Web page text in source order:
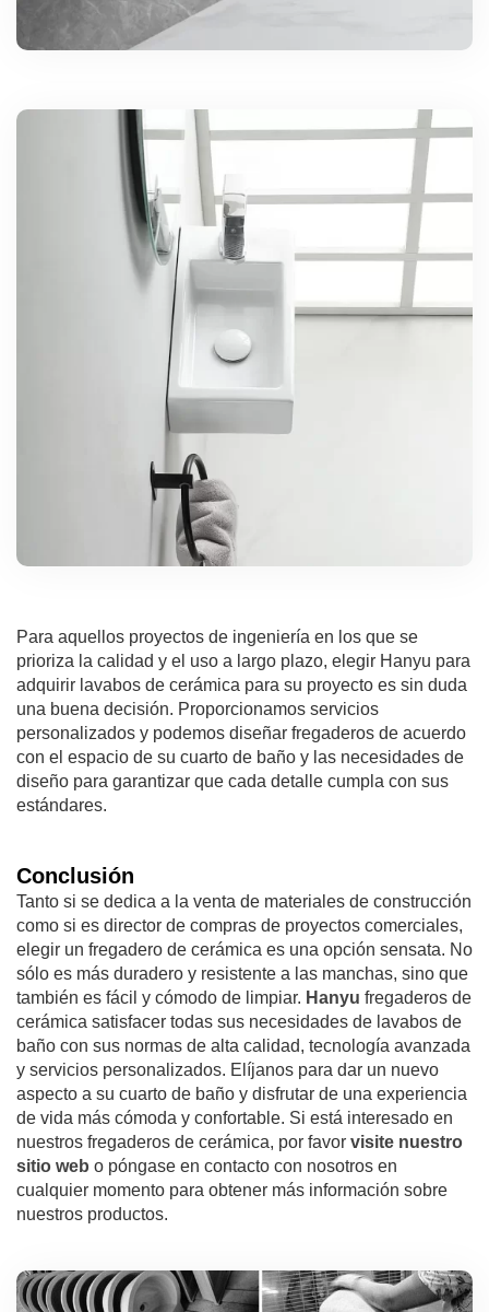
Para aquellos proyectos de ingeniería en los que se
prioriza la calidad y el uso a largo plazo, elegir Hanyu para
adquirir lavabos de cerámica para su proyecto es sin duda
una buena decisión. Proporcionamos servicios
personalizados y podemos diseñar fregaderos de acuerdo
con el espacio de su cuarto de baño y las necesidades de
diseño para garantizar que cada detalle cumpla con sus
estándares.
Conclusión
Tanto si se dedica a la venta de materiales de construcción
como si es director de compras de proyectos comerciales,
elegir un fregadero de cerámica es una opción sensata. No
sólo es más duradero y resistente a las manchas, sino que
también es fácil y cómodo de limpiar. Hanyu fregaderos de
cerámica satisfacer todas sus necesidades de lavabos de
baño con sus normas de alta calidad, tecnología avanzada
y servicios personalizados. Elíjanos para dar un nuevo
aspecto a su cuarto de baño y disfrutar de una experiencia
de vida más cómoda y confortable. Si está interesado en
nuestros fregaderos de cerámica, por favor visite nuestro
sitio web o póngase en contacto con nosotros en
cualquier momento para obtener más información sobre
nuestros productos.